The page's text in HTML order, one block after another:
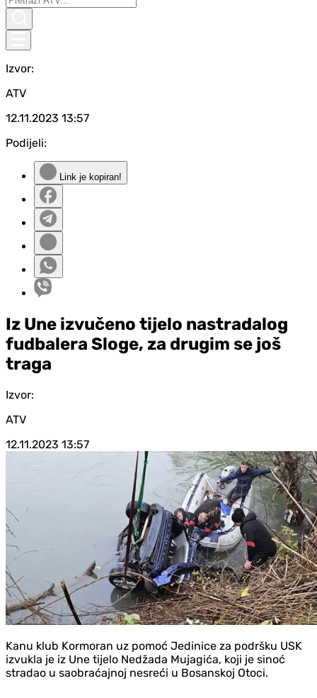
Izvor:
ATV
12.11.2023 13:57
Podijeli:
Link je kopiran!
Iz Une izvučeno tijelo nastradalog
fudbalera Sloge, za drugim se još
traga
Izvor:
ATV
12.11.2023 13:57
Kanu klub Kormoran uz pomoć Jedinice za podršku USK
izvukla je iz Une tijelo Nedžada Mujagića, koji je sinoć
stradao u saobraćajnoj nesreći u Bosanskoj Otoci.